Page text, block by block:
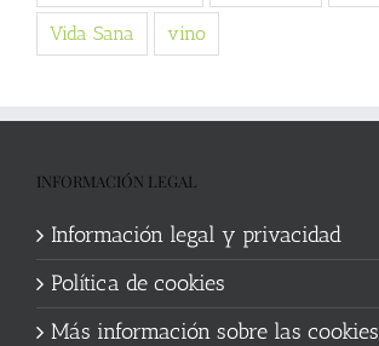
Vida Sana vino
INFORMACIÓN LEGAL
Información legal y privacidad
Política de cookies
Más información sobre las cookies